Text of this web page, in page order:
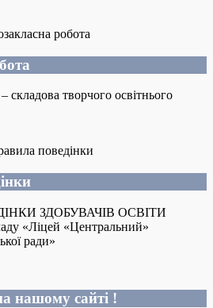
складова творчого освітнього
ЗДОБУВАЧІВ ОСВІТИ
«Ліцей «Центральний»
ради»
нашому сайті !